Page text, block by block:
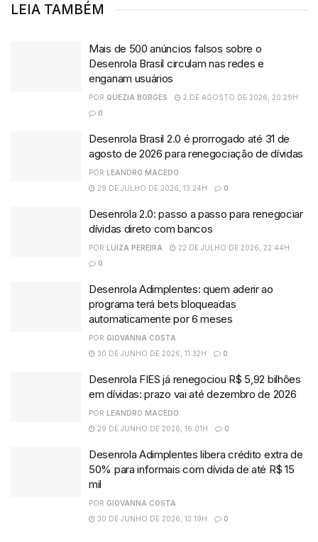
LEIA TAMBÉM
Mais de 500 anúncios falsos sobre o
Desenrola Brasil circulam nas redes e
enganam usuários
POR QUEZIA BORGES
2 DE AGOSTO DE 2026, 20:29H
0
Desenrola Brasil 2.0 é prorrogado até 31 de
agosto de 2026 para renegociação de dívidas
POR LEANDRO MACEDO
29 DE JULHO DE 2026, 13:24H
0
Desenrola 2.0: passo a passo para renegociar
dívidas direto com bancos
POR LUIZA PEREIRA
22 DE JULHO DE 2026, 22:44H
0
Desenrola Adimplentes: quem aderir ao
programa terá bets bloqueadas
automaticamente por 6 meses
POR GIOVANNA COSTA
30 DE JUNHO DE 2026, 11:32H
0
Desenrola FIES já renegociou R$ 5,92 bilhões
em dívidas: prazo vai até dezembro de 2026
POR LEANDRO MACEDO
29 DE JUNHO DE 2026, 16:01H
0
Desenrola Adimplentes libera crédito extra de
50% para informais com dívida de até R$ 15
mil
POR GIOVANNA COSTA
30 DE JUNHO DE 2026, 13:19H
0